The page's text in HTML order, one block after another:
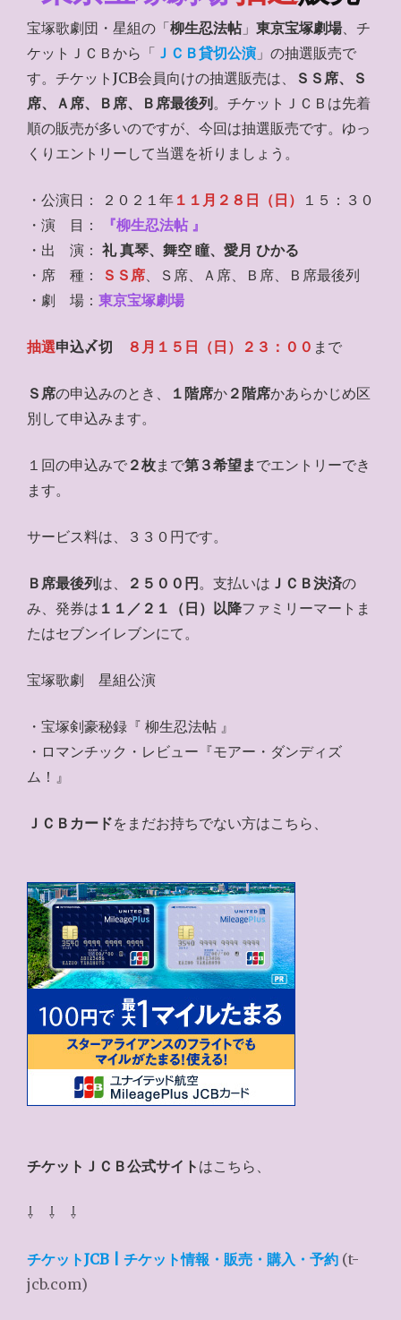
宝塚歌劇団・星組の「柳生忍法帖」 東京宝塚劇場、チ
ケットＪＣＢから「 ＪＣＢ貸切公演 」の抽選販売で
す。チケットJCB会員向けの抽選販売は、
ＳＳ席、Ｓ
席、Ａ席、Ｂ席、Ｂ席最後列 。チケットＪＣＢは先着
順の販売が多いのですが、今回は抽選販売です。ゆっ
くりエントリーして当選を祈りましょう。
・公演日： ２０２１年 １１月２８日（日）
１５：３０
・演 目：
『柳生忍法帖 』
・出 演： 礼 真琴、舞空 瞳、愛月 ひかる
・席 種：
ＳＳ席、Ｓ席、Ａ席、Ｂ席、Ｂ席最後列
・劇 場： 東京宝塚劇場
抽選申込〆切 ８月１５日（日）２３：００ まで
Ｓ席の申込みのとき、 １階席か ２階席かあらかじめ区
別して申込みます。
１回の申込みで ２枚まで第３希望までエントリーでき
ます。
サービス料は、３３０円です。
Ｂ席最後列 は、 ２５００円 。支払いは ＪＣＢ決済の
み、発券は １１／２１（日）以降ファミリーマートま
たはセブンイレブンにて。
宝塚歌劇 星組公演
・宝塚剣豪秘録『 柳生忍法帖 』
・ロマンチック・レビュー『モアー・ダンディズ
ム！』
ＪＣＢカードをまだお持ちでない方はこちら、
チケットＪＣＢ公式サイト はこちら、
⇩ ⇩ ⇩
チケットJCB | チケット情報・販売・購入・予約 (t-
jcb.com)